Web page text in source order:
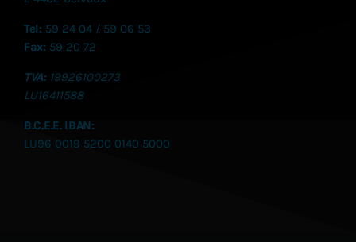
Tel: 59 24 04 / 59 06 53
Fax: 59 20 72
TVA: 19926100273
LU16411588
B.C.E.E. IBAN:
LU96 0019 5200 0140 5000